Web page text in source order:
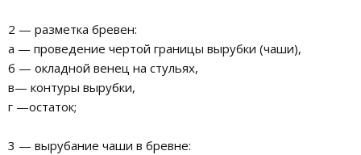
2 — разметка бревен:
а — проведение чертой границы вырубки (чаши),
б — окладной венец на стульях,
в— контуры вырубки,
г —остаток;
3 — вырубание чаши в бревне: